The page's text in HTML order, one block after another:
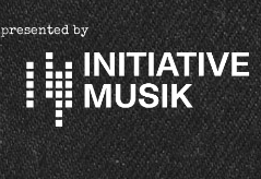
presented by